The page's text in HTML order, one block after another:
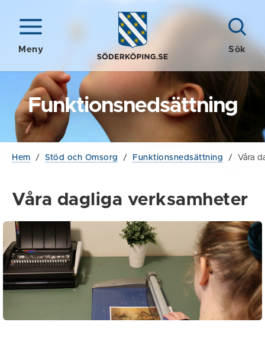
Meny Sök
Funktionsnedsättning
Hem / Stöd och Omsorg / Funktionsnedsättning / Våra
Våra dagliga verksamheter